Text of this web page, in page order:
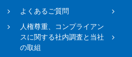
よくあるご質問
人権尊重、コンプライアン
スに関する社内調査と当社
の取組